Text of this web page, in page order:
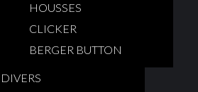
HOUSSES
CLICKER
BERGER BUTTON
DIVERS